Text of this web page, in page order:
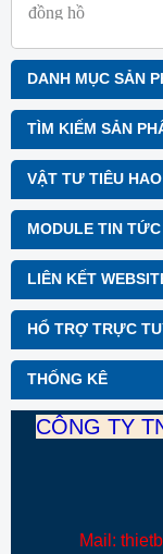
DANH MỤC SẢN
TÌM KIẾM SẢN
VẬT TƯ TIÊU HAO
MODULE TIN
LIÊN KẾT
HỔ TRỢ TRỰC
THỐNG KÊ
đồng hồ
Thương hiệu: Blue
CÔNG TY
Mail: